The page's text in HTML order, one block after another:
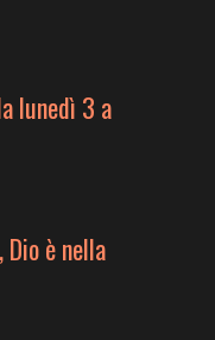
lunedì 3 a
Dio è nella